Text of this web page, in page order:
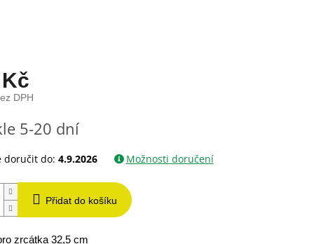
DPH
5-20 dní
doručit do: 4.9.2026 Možnosti doručení
Přidat do košíku
zrcátka 32,5 cm